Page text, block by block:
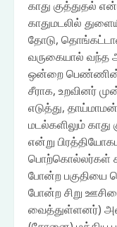
காது குத்துதல்
காதுமடலில்
தோடு,
வருகையால் வந்த
ஒன்றை பெண்ணின்
சீராக, உறவினர்
எடுத்து,
மடல்களிலும் காது
என்று
பொற்கொல்லர்கள்
போன்ற பகுதியை
போன்ற சிறு
வைத்துள்ளனர்)